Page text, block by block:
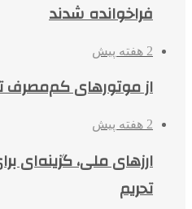
فراخوانده شدند
2 هفته پیش
از موتورهای کم‌مصرف
2 هفته پیش
ارزهای ملی، گزینه‌ای
تحریم